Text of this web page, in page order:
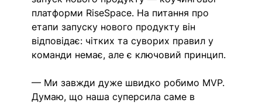
платформи RiseSpace. На питання про
етапи запуску нового продукту він
відповідає: чітких та суворих правил у
команди немає, але є ключовий принцип.
— Ми завжди дуже швидко робимо MVP.
Думаю, що наша суперсила саме в